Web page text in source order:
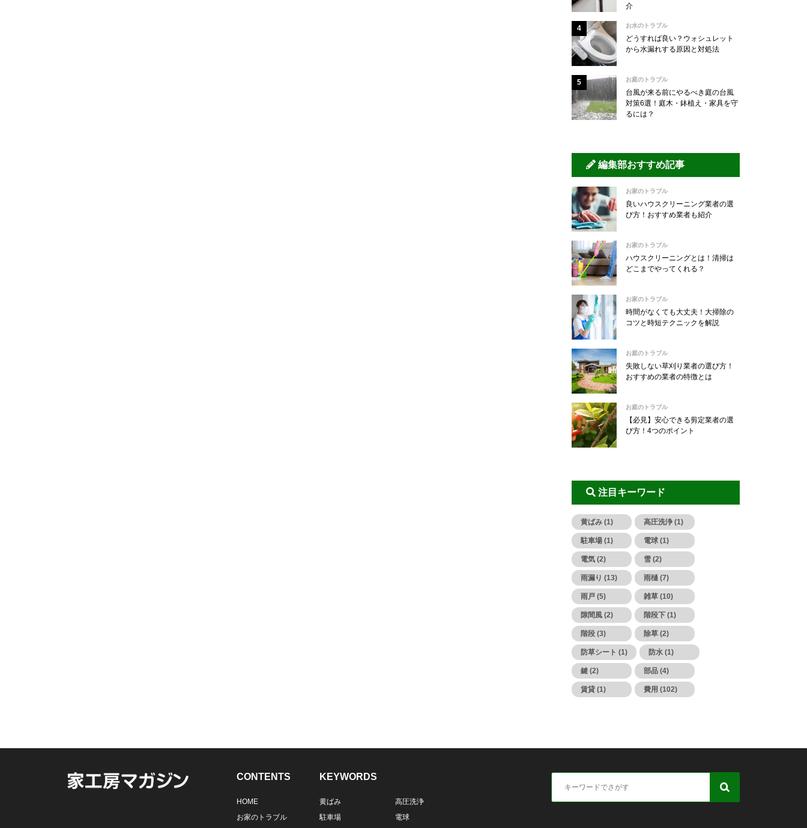
介
お水のトラブル
どうすれば良い？ウォシュレット
から水漏れする原因と対処法
お庭のトラブル
台風が来る前にやるべき庭の台風
対策6選！庭木・鉢植え・家具を守
るには？
編集部おすすめ記事
お家のトラブル
良いハウスクリーニング業者の選
び方！おすすめ業者も紹介
お家のトラブル
ハウスクリーニングとは！清掃は
どこまでやってくれる？
お家のトラブル
時間がなくても大丈夫！大掃除の
コツと時短テクニックを解説
お庭のトラブル
失敗しない草刈り業者の選び方！
おすすめの業者の特徴とは
お庭のトラブル
【必見】安心できる剪定業者の選
び方！4つのポイント
注目キーワード
黄ばみ (1) 高圧洗浄 (1)
駐車場 (1) 電球 (1)
電気 (2) 雪 (2)
雨漏り (13) 雨樋 (7)
雨戸 (5) 雑草 (10)
隙間風 (2) 階段下 (1)
階段 (3) 除草 (2)
防草シート (1) 防水 (1)
鍵 (2) 部品 (4)
賃貸 (1) 費用 (102)
CONTENTS
HOME
お家のトラブル
KEYWORDS
黄ばみ
高圧洗浄
駐車場
電球